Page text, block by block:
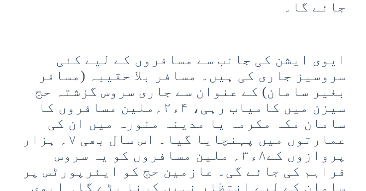
جائے گا۔
ایوی ایشن کی جانب سے مسافروں کے لیے کئی
سروسیز جاری کی ہیں۔ مسافر بلا حقیبہ (مسافر
بغیر سامان) کے عنوان سے جاری سروس گزشتہ حج
سیزن میں کامیاب رہی، ۴ء۲؍ملین مسافروں کا
سامان مکہ مکرمہ یا مدینہ منورہ میں ان کی
عمارتوں میں پہنچایا گیا۔ اس سال بھی ۷؍ ہزار
پروازوں کے۸ء۳؍ ملین مسافروں کو یہ سروس
فراہم کی جائے گی۔ عازمین حج کو ایئرپورٹس پر
سامان کے لیے انتظار نہیں کرنا پڑے گا۔ ایوی